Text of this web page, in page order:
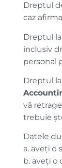
Dreptul
caz
Dreptul
inclusiv
personal
Dreptul
vă
trebuie
Datele
a. aveți o
b. aveți